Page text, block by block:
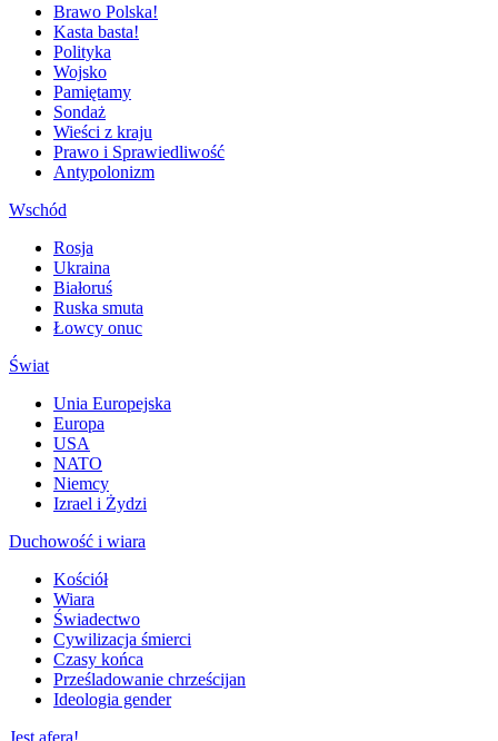
Brawo Polska!
Kasta basta!
Polityka
Wojsko
Pamiętamy
Sondaż
Wieści z kraju
Prawo i Sprawiedliwość
Antypolonizm
Wschód
Rosja
Ukraina
Białoruś
Ruska smuta
Łowcy onuc
Świat
Unia Europejska
Europa
USA
NATO
Niemcy
Izrael i Żydzi
Duchowość i wiara
Kościół
Wiara
Świadectwo
Cywilizacja śmierci
Czasy końca
Prześladowanie chrześcijan
Ideologia gender
Jest afera!